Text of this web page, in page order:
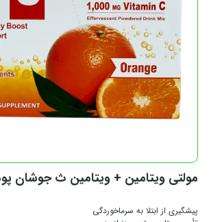
مولتی ویتامین + ویتامین ث جوشان
پیشگیری از ابتلا به سرماخوردگی